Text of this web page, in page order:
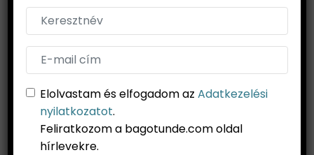
Elolvastam és elfogadom azAdatkezelési
nyilatkozatot.
Feliratkozom a bagotunde.com oldal
hírlevekre.